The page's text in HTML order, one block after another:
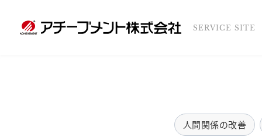
SERVICE SITE
人間関係の改善